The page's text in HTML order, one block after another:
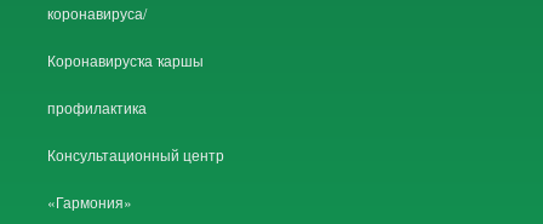
коронавируса/
Коронавирусҡа ҡаршы
профилактика
Консультационный центр
«Гармония»